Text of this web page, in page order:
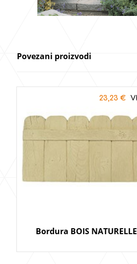
Povezani proizvodi
Bordura BOIS NATURELLE
23,23€